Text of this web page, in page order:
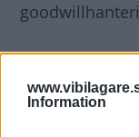
Information
Trots att
MPV:er
märket totalt